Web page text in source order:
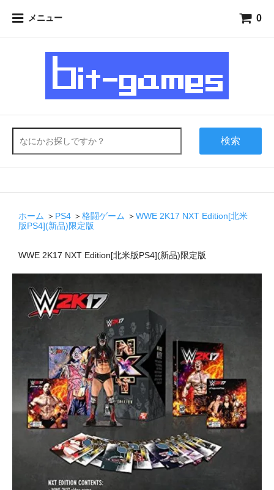
メニュー 0
検索
ホーム ＞ PS4 ＞格闘ゲーム ＞WWE 2K17 NXT Edition[北米
版PS4](新品)限定版
WWE 2K17 NXT Edition[北米版PS4](新品)限定版